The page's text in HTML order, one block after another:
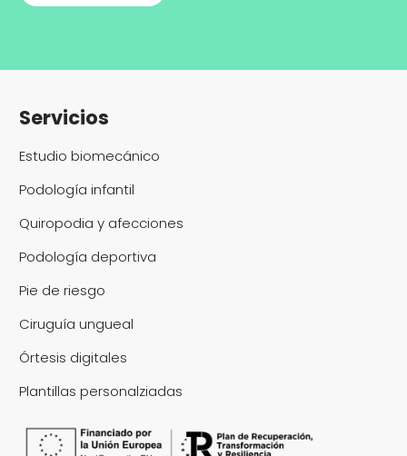
Servicios
Estudio biomecánico
Podología infantil
Quiropodia y afecciones
Podología deportiva
Pie de riesgo
Ciruguía ungueal
Órtesis digitales
Plantillas personalziadas